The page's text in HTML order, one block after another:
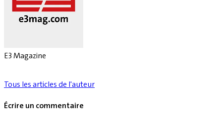
E3 Magazine
Tous les articles de l'auteur
Écrire un commentaire